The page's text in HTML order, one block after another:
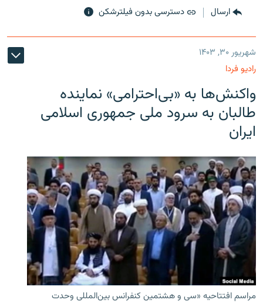
ارسال دسترسی بدون فیلترشکن
شهریور ۳۰, ۱۴۰۳
رادیو فردا
واکنش‌ها به «بی‌احترامی» نماینده
طالبان به سرود ملی جمهوری اسلامی
ایران
مراسم افتتاحیه «سی و هشتمین کنفرانس بین‌المللی وحدت